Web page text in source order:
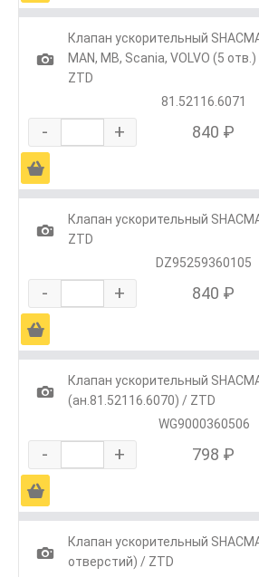
1
Клапан ускорительный
MAN, MB, Scania, VOLVO (5
ZTD
81.52116.6071
- + 840 ₽
Ä
1
Клапан ускорительный
ZTD
DZ95259360105
- + 840 ₽
Ä
1
Клапан ускорительный
(ан.81.52116.6070) / ZTD
WG9000360506
- + 798 ₽
Ä
1
Клапан ускорительный
отверстий) / ZTD